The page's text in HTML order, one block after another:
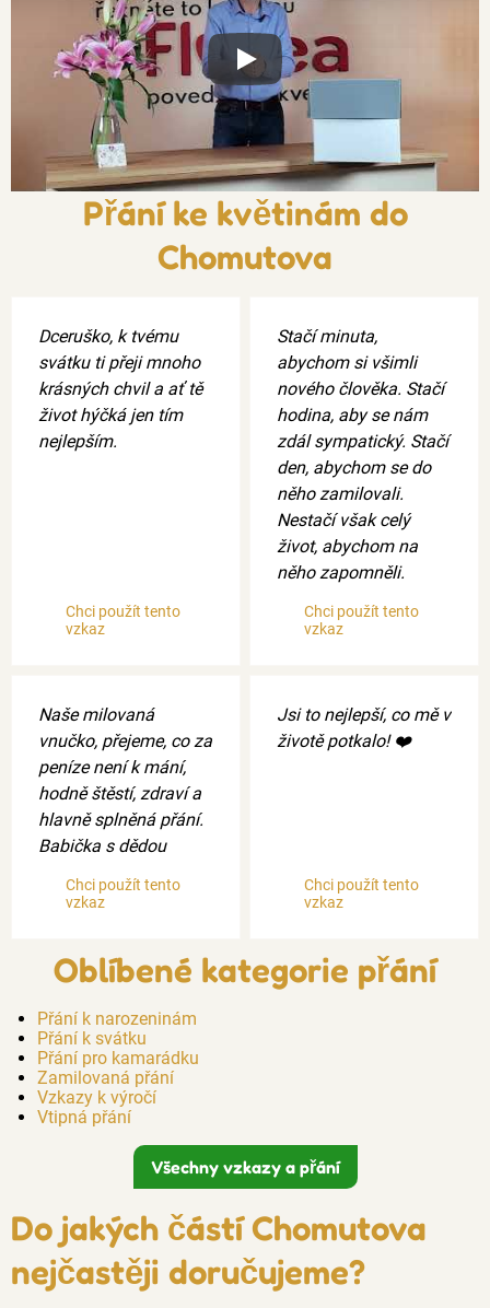
Xxx
Přání ke květinám do
Chomutova
Dceruško, k tvému
svátku ti přeji mnoho
krásných chvil a ať tě
život hýčká jen tím
nejlepším.
Chci použít tento
vzkaz
Stačí minuta,
abychom si všimli
nového člověka. Stačí
hodina, aby se nám
zdál sympatický. Stačí
den, abychom se do
něho zamilovali.
Nestačí však celý
život, abychom na
něho zapomněli.
Chci použít tento
vzkaz
Naše milovaná
vnučko, přejeme, co za
peníze není k mání,
hodně štěstí, zdraví a
hlavně splněná přání.
Babička s dědou
Chci použít tento
vzkaz
Jsi to nejlepší, co mě v
životě potkalo! ❤️
Chci použít tento
vzkaz
Oblíbené kategorie přání
Přání k narozeninám
Přání k svátku
Přání pro kamarádku
Zamilovaná přání
Vzkazy k výročí
Vtipná přání
Všechny vzkazy a přání
Do jakých částí Chomutova
nejčastěji doručujeme?